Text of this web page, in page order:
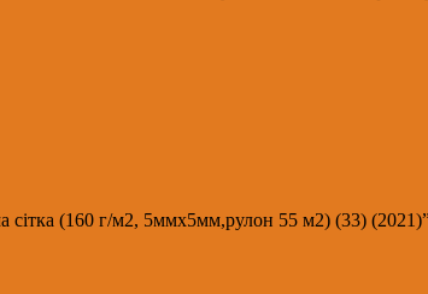
(160 г/м2, 5ммх5мм,рулон 55 м2) (33)